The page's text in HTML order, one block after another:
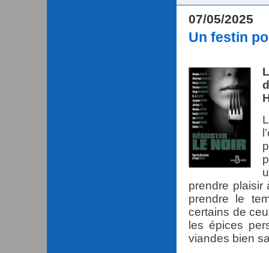
07/05/2025
Un festin
prendre plaisir
prendre le
certains de
les épices
viandes bien